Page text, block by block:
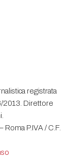
registrata
2013. Direttore
P.IVA / C.F.